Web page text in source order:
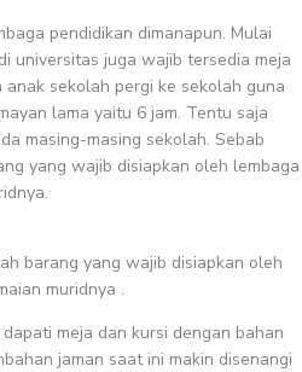
pendidikan dimanapun. Mulai
universitas juga wajib tersedia meja
sekolah pergi ke sekolah guna
lama yaitu 6 jam. Tentu saja
masing-masing sekolah. Sebab
yang wajib disiapkan oleh lembaga
barang yang wajib disiapkan oleh
muridnya .
meja dan kursi dengan bahan
jaman saat ini makin disenangi